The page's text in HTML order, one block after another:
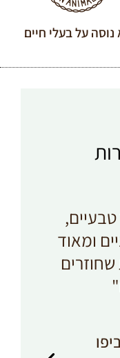
נוסה על בעלי חיים
ומאוד